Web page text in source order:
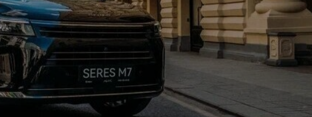
по трейд-